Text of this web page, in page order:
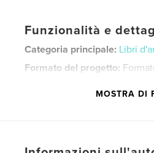
Funzionalità e
Categoria principale: Libri
Formato del progetto:
Photography Maternity ,
MOSTRA DI